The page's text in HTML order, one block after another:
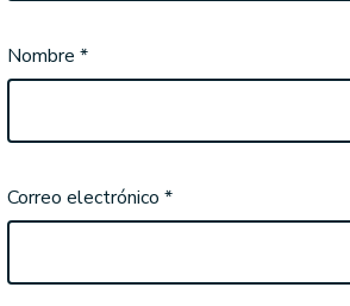
Nombre *
Correo electrónico *